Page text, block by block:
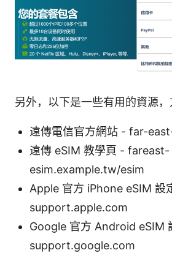
另外，以下是一些有用的資源
遠傳電信官方網站 - far-
遠傳 eSIM 教學頁 - fareast-
esim.example.tw/esim
Apple 官方 iPhone eSIM 設
support.apple.com
Google 官方 Android eSIM
support.google.com